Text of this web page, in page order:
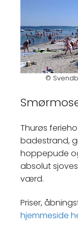
©
Thurøs
badestrand,
hoppepude
absolut
værd.
Priser,
hjemmeside